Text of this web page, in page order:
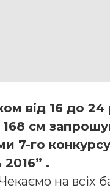
від 16 до 24
168 см
7-го
2016” .
на всіх